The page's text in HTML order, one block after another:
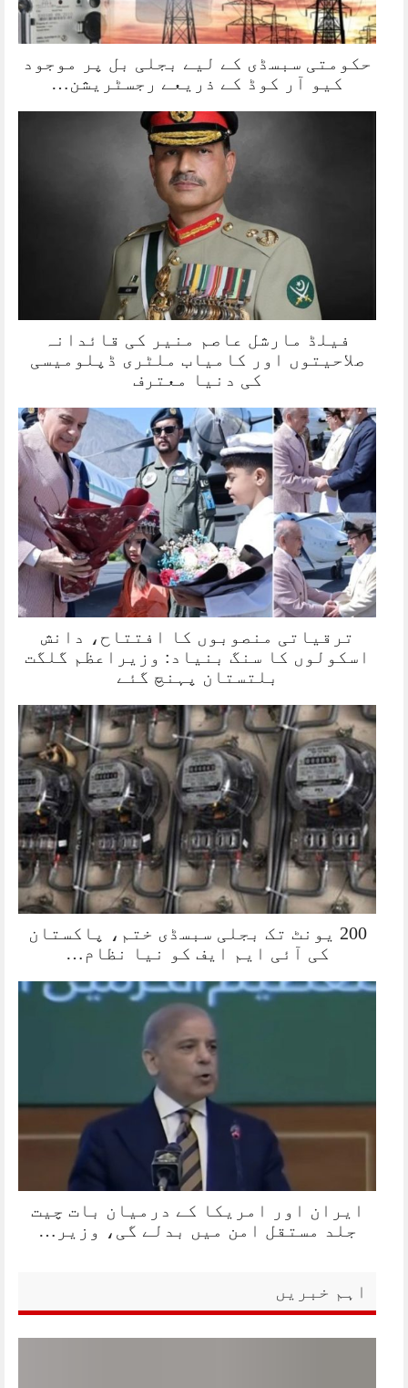
حکومتی سبسڈی کے لیے بجلی بل پر موجود
کیو آر کوڈ کے ذریعے رجسٹریشن…
فیلڈ مارشل عاصم منیر کی قائدانہ
صلاحیتوں اور کامیاب ملٹری ڈپلومیسی
کی دنیا معترف
ترقیاتی منصوبوں کا افتتاح، دانش
اسکولوں کا سنگ بنیاد: وزیراعظم گلگت
بلتستان پہنچ گئے
200 یونٹ تک بجلی سبسڈی ختم، پاکستان
کی آئی ایم ایف کو نیا نظام…
ایران اور امریکا کے درمیان بات چیت
جلد مستقل امن میں بدلے گی، وزیر…
اہم خبریں